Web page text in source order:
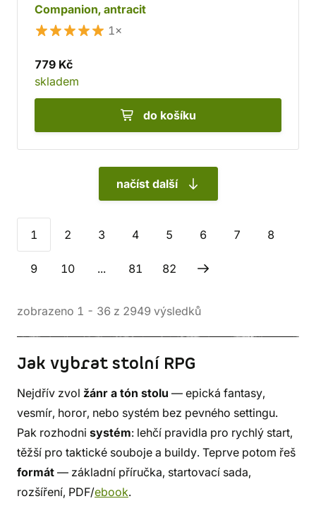
Companion, antracit
1×
779 Kč
skladem
do košíku
načíst další
1 2 3 4 5 6 7 8
9 10 ... 81 82
zobrazeno 1 - 36 z 2949 výsledků
Jak vybrat stolní RPG
Nejdřív zvol žánr a tón stolu — epická fantasy,
vesmír, horor, nebo systém bez pevného settingu.
Pak rozhodni systém: lehčí pravidla pro rychlý start,
těžší pro taktické souboje a buildy. Teprve potom řeš
formát — základní příručka, startovací sada,
rozšíření, PDF/ebook.